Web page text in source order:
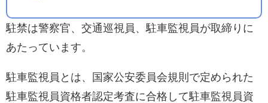
駐禁は警察官、交通巡視員、駐車監視員が取締りに
あたっています。
駐車監視員とは、国家公安委員会規則で定められた
駐車監視員資格者認定考査に合格して駐車監視員資